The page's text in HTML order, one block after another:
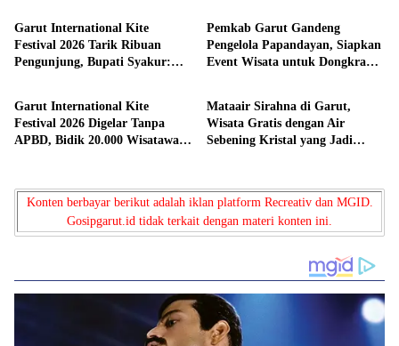
Garut International Kite
Festival 2026 Tarik Ribuan
Pengunjung, Bupati Syakur:
Pemkab Garut Gandeng
Pengelola Papandayan, Siapkan
Event Wisata untuk Dongkrak
Wisata
Garut International Kite
Festival 2026 Digelar Tanpa
APBD, Bidik 20.000 Wisatawan
Wisata
Mataair Sirahna di Garut,
Wisata Gratis dengan Air
Sebening Kristal yang Jadi
Konten berbayar berikut adalah iklan platform Recreativ dan MGID.
Gosipgarut.id tidak terkait dengan materi konten ini.